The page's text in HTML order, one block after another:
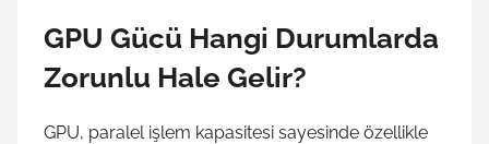
GPU Gücü Hangi Durumlarda
Zorunlu Hale Gelir?
GPU, paralel işlem kapasitesi sayesinde özellikle